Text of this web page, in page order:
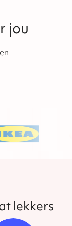
op onze
jou
lekkers